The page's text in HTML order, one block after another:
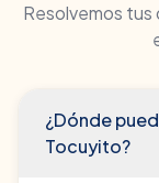
Resolvemos tus
¿Dónde
Tocuyito?